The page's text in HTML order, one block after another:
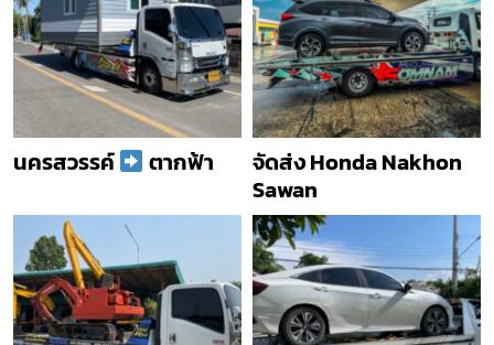
นครสวรรค์ ตากฟ้า
จัดส่ง Honda Nakhon
Sawan